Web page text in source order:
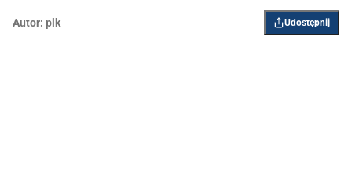
Autor: plk Udostępnij